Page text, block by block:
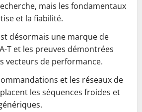
mais les fondamentaux
et la fiabilité.
désormais une marque de
T et les preuves démontrées
vecteurs de performance.
et les réseaux de
les séquences froides et